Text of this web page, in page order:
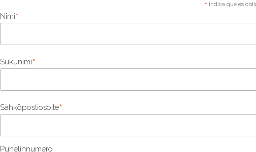
* indica que es
Nimi*
Sukunimi*
Sähköpostiosoite*
Puhelinnumero